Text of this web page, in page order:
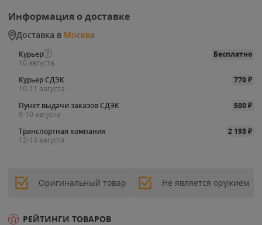
Информация о доставке
Доставка в Москва
Курьер
Бесплатно
10 августа
Курьер СДЭК
770₽
10-11 августа
Пункт выдачи заказов СДЭК
500₽
9-10 августа
Транспортная компания
2 193₽
12-14 августа
Оригинальный товар Не является оружием
РЕЙТИНГИ ТОВАРОВ